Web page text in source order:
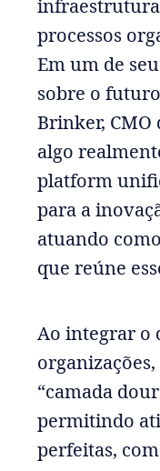
infraestrutura
processos
Em um de
sobre o
Brinker,
algo
platform
para a
atuando
que reúne
Ao integrar o
“camada
permitindo
perfeitas,